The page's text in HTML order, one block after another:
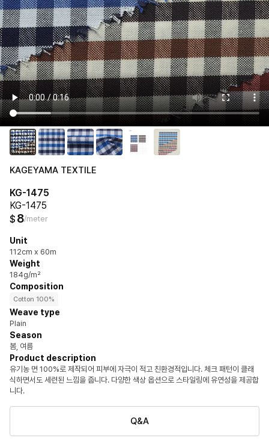
KAGEYAMA TEXTILE
KG-1475
KG-1475
$ 8/meter
Unit
112cm x 60m
Weight
184g/m²
Composition
Cotton 100%
Weave type
Plain
Season
봄, 여름
Product description
유기농 면 100%로 제작되어 피부에 자극이 적고 친환경적입니다. 체크 패턴이 클래
식하면서도 세련된 느낌을 줍니다. 다양한 색상 옵션으로 스타일링에 유연성을 제공합
니다.
Q&A